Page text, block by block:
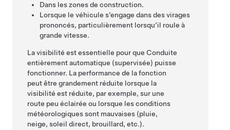
Dans les zones de construction.
Lorsque le véhicule s’engage dans des virages
prononcés, particulièrement lorsqu’il roule à
grande vitesse.
La visibilité est essentielle pour que Conduite
entièrement automatique (supervisée) puisse
fonctionner. La performance de la fonction
peut être grandement réduite lorsque la
visibilité est réduite, par exemple, sur une
route peu éclairée ou lorsque les conditions
météorologiques sont mauvaises (pluie,
neige, soleil direct, brouillard, etc.).